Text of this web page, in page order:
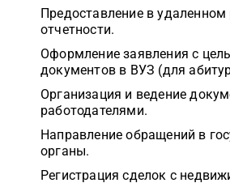
Предоставление в
отчетности.
Оформление заявления с
документов в ВУЗ (для
Организация и ведение
работодателями.
Направление обращений в
органы.
Регистрация сделок с